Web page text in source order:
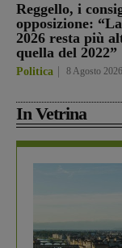
Reggello, i
opposizione:
2026 resta più
quella del 2022”
Politica 8 Agosto 2026
In Vetrina